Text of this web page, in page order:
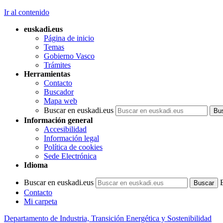
Ir al contenido
euskadi.eus
Página de inicio
Temas
Gobierno Vasco
Trámites
Herramientas
Contacto
Buscador
Mapa web
Buscar en euskadi.eus
Información general
Accesibilidad
Información legal
Política de cookies
Sede Electrónica
Idioma
Buscar en euskadi.eus
Contacto
Mi carpeta
Departamento de Industria, Transición Energética y Sostenibilidad